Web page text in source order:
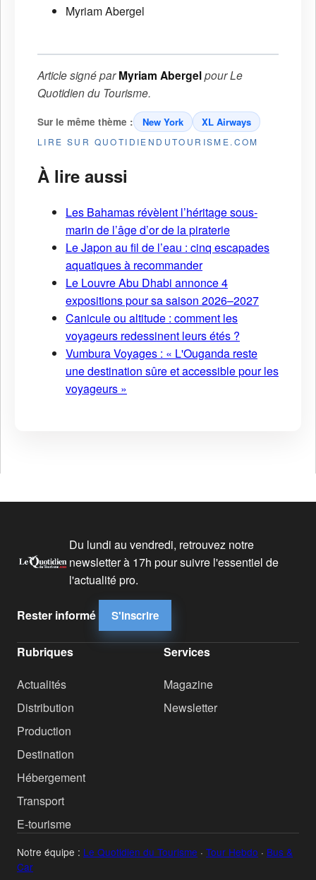
Myriam Abergel
Article signé parMyriam AbergelpourLe
Quotidien du Tourisme.
Sur le même thème : New York XL Airways
LIRE SUR QUOTIDIENDUTOURISME.COM
À lire aussi
Les Bahamas révèlent l’héritage sous-
marin de l’âge d’or de la piraterie
Le Japon au fil de l’eau : cinq escapades
aquatiques à recommander
Le Louvre Abu Dhabi annonce 4
expositions pour sa saison 2026–2027
Canicule ou altitude : comment les
voyageurs redessinent leurs étés ?
Vumbura Voyages : « L'Ouganda reste
une destination sûre et accessible pour les
voyageurs »
Du lundi au vendredi, retrouvez notre
newsletter à 17h pour suivre l'essentiel de
l'actualité pro.
Rester informé S'inscrire
Rubriques
Actualités
Distribution
Production
Destination
Hébergement
Transport
E-tourisme
Services
Magazine
Newsletter
Notre équipe : Le Quotidien du Tourisme · Tour Hebdo · Bus &
Car